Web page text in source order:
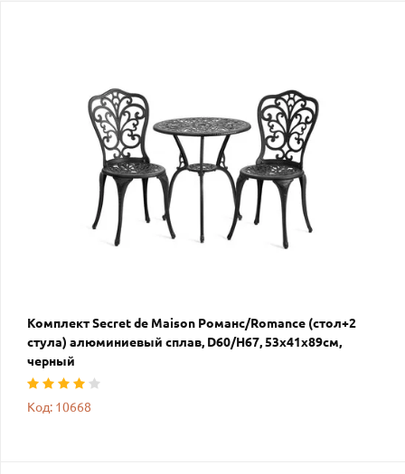
Комплект Secret de Maison Романс/Romance (стол+2
стула) алюминиевый сплав, D60/H67, 53х41х89см,
черный
Код: 10668